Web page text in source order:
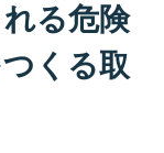
る危険
くる取